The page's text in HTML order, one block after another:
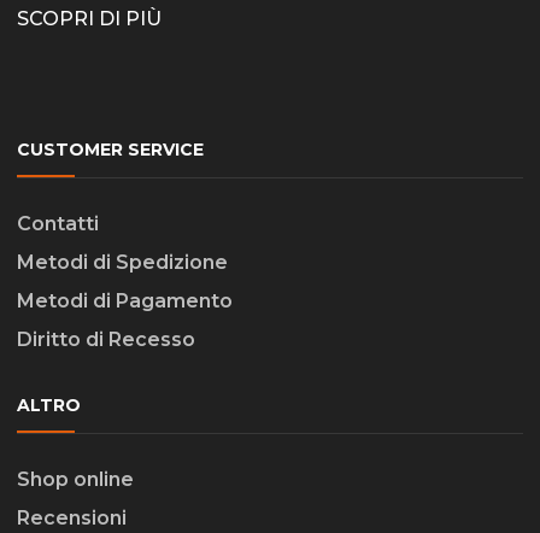
SCOPRI DI PIÙ
CUSTOMER SERVICE
Contatti
Metodi di Spedizione
Metodi di Pagamento
Diritto di Recesso
ALTRO
Shop online
Recensioni